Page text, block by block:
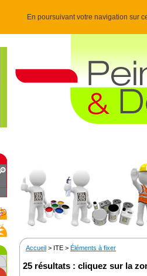
En poursuivant votre navigation sur
Accueil > ITE > Éléments à fixer
25 résultats : cliquez sur la